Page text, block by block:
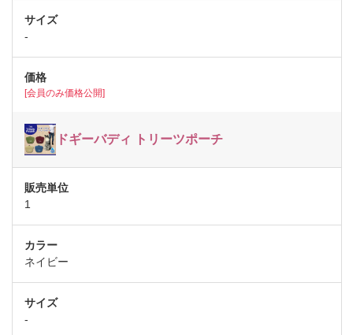
-
[会員のみ価格公開]
ドギーバディ トリーツポーチ
1
ネイビー
-